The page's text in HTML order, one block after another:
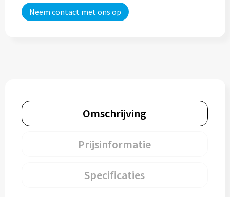
Neem contact met ons op
Omschrijving
Prijsinformatie
Specificaties